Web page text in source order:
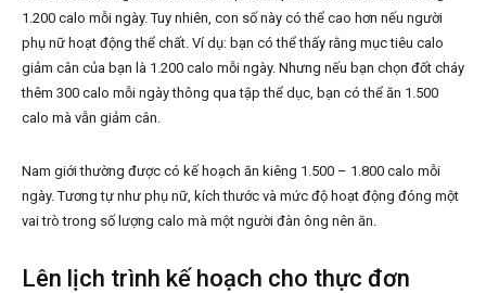
1.200 calo mỗi ngày. Tuy nhiên, con số này có thể cao hơn nếu người
phụ nữ hoạt động thể chất. Ví dụ: bạn có thể thấy rằng mục tiêu calo
giảm cân của bạn là 1.200 calo mỗi ngày. Nhưng nếu bạn chọn đốt cháy
thêm 300 calo mỗi ngày thông qua tập thể dục, bạn có thể ăn 1.500
calo mà vẫn giảm cân.
Nam giới thường được có kế hoạch ăn kiêng 1.500 – 1.800 calo mỗi
ngày. Tương tự như phụ nữ, kích thước và mức độ hoạt động đóng một
vai trò trong số lượng calo mà một người đàn ông nên ăn.
Lên lịch trình kế hoạch cho thực đơn